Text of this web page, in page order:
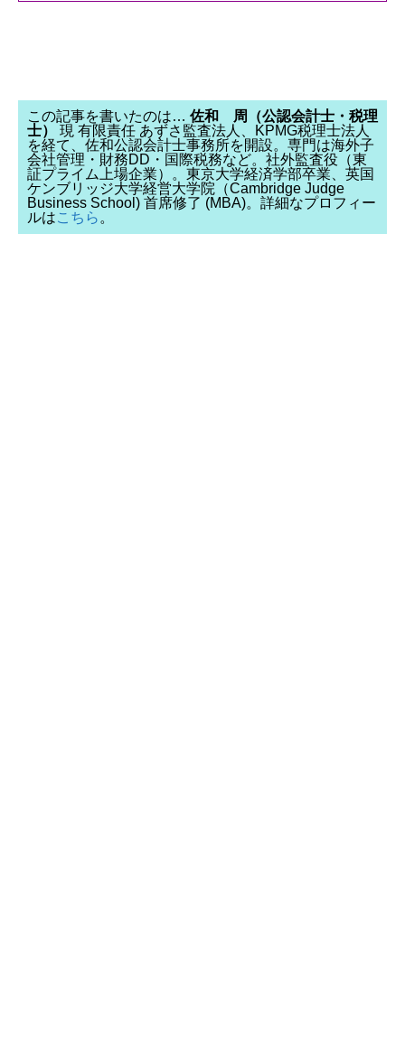
この記事を書いたのは… 佐和 周（公認会計士・税理
士）
現 有限責任 あずさ監査法人、KPMG税理士法人
を経て、佐和公認会計士事務所を開設。専門は海外子
会社管理・財務DD・国際税務など。社外監査役（東
証プライム上場企業）。東京大学経済学部卒業、英国
ケンブリッジ大学経営大学院（Cambridge Judge
Business School) 首席修了 (MBA)。詳細なプロフィー
ルはこちら 。